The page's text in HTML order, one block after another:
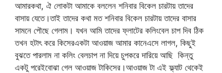
আমারকথা, ঐ লোকটা আমাকে বললেন শনিবার বিকেল চারটায় তাদের
বাসায় যেতে।তাই তাদের কথা মত শনিবার বিকেল চারটায় তাদের বাসার
সামনে পৌছে গেলাম। যখন আমি তাদের ফ্লাটের কলিংবেল চাপ দিব ঠিক
তখন হটাৎ করে কিসেরএকটা আওয়াজ আমার কানেএসে লাগল, কিছুই
বুঝতে পারলাম না কলিং বেলচাপ না দিয়ে চুপকরে দারিয়ে আছি কিন্তু
একটু পরেইবোঝা গেল আওয়াজ টাকিসের।আওয়াজ টা এই ফ্ল্যাট থেকেই